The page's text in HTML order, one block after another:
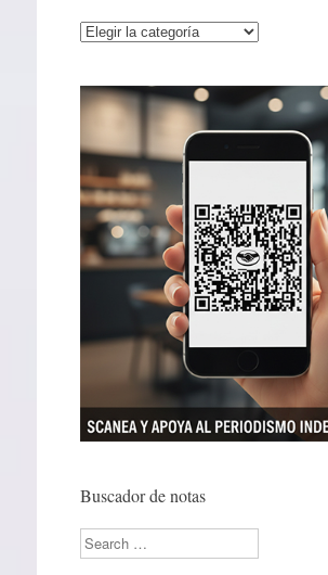
Categorías
Buscador de notas
Search